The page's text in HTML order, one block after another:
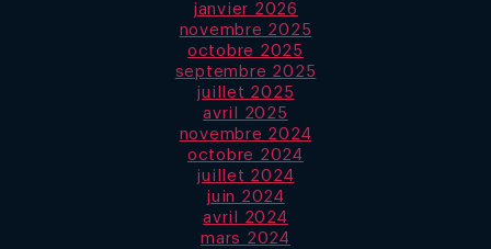
janvier 2026
novembre 2025
octobre 2025
septembre 2025
juillet 2025
avril 2025
novembre 2024
octobre 2024
juillet 2024
juin 2024
avril 2024
mars 2024